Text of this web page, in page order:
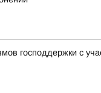
господдержки с